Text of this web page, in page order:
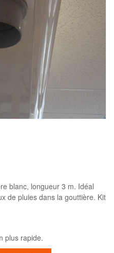
blanc, longueur 3 m. Idéal
de pluies dans la gouttière. Kit
plus rapide.